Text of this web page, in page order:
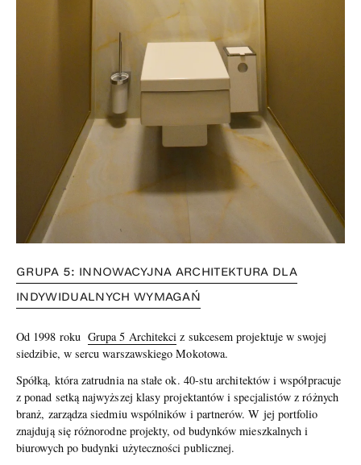
GRUPA 5: INNOWACYJNA ARCHITEKTURA DLA
INDYWIDUALNYCH WYMAGAŃ
Od 1998 rokuGrupa 5 Architekci z sukcesem projektuje w swojej
siedzibie, w sercu warszawskiego Mokotowa.
Spółką, która zatrudnia na stałe ok. 40-stu architektów i współpracuje
z ponad setką najwyższej klasy projektantów i specjalistów z różnych
branż, zarządza siedmiu wspólników i partnerów. W jej portfolio
znajdują się różnorodne projekty, od budynków mieszkalnych i
biurowych po budynki użyteczności publicznej.